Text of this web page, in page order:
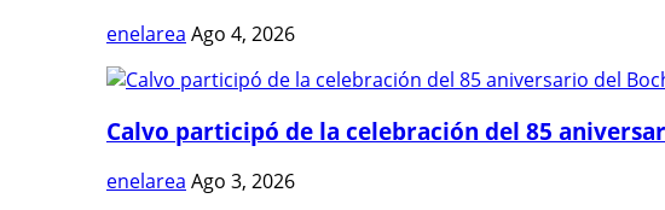
enelarea Ago 4, 2026
Calvo participó de la celebración del 85
enelarea Ago 3, 2026